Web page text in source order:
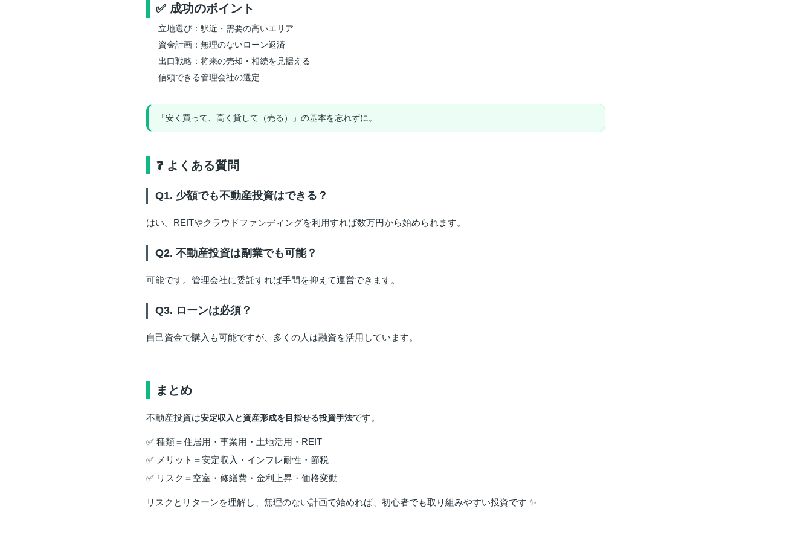
✅ 成功のポイント
立地選び：駅近・需要の高いエリア
資金計画：無理のないローン返済
出口戦略：将来の売却・相続を見据える
信頼できる管理会社の選定
「安く買って、高く貸して（売る）」の基本を忘れずに。
❓ よくある質問
Q1. 少額でも不動産投資はできる？
はい。REITやクラウドファンディングを利用すれば数万円から始められます。
Q2. 不動産投資は副業でも可能？
可能です。管理会社に委託すれば手間を抑えて運営できます。
Q3. ローンは必須？
自己資金で購入も可能ですが、多くの人は融資を活用しています。
まとめ
不動産投資は安定収入と資産形成を目指せる投資手法です。
✅ 種類＝住居用・事業用・土地活用・REIT
✅ メリット＝安定収入・インフレ耐性・節税
✅ リスク＝空室・修繕費・金利上昇・価格変動
リスクとリターンを理解し、無理のない計画で始めれば、初心者でも取り組みやすい投資です ✨